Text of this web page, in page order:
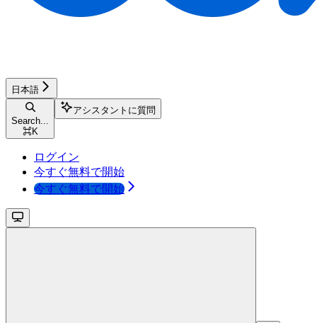
日本語
Search...
⌘K
アシスタントに質問
ログイン
今すぐ無料で開始
今すぐ無料で開始